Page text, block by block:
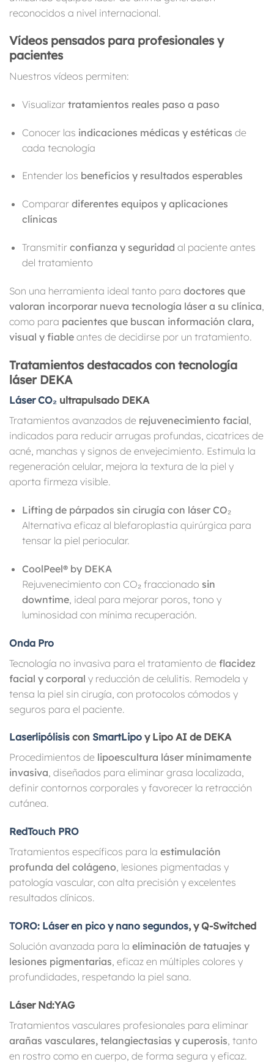
reconocidos a nivel internacional.
Vídeos pensados para profesionales y
pacientes
Nuestros vídeos permiten:
Visualizar tratamientos reales paso a paso
Conocer las indicaciones médicas y estéticas de
cada tecnología
Entender los beneficios y resultados esperables
Comparar diferentes equipos y aplicaciones
clínicas
Transmitir confianza y seguridad al paciente antes
del tratamiento
Son una herramienta ideal tanto para doctores que
valoran incorporar nueva tecnología láser a su clínica
como para pacientes que buscan información clara,
visual y fiable antes de decidirse por un tratamiento.
Tratamientos destacados con tecnología
láser DEKA
Láser CO₂ ultrapulsado DEKA
Tratamientos avanzados de rejuvenecimiento facial,
indicados para reducir arrugas profundas, cicatrices de
acné, manchas y signos de envejecimiento. Estimula la
regeneración celular, mejora la textura de la piel y
aporta firmeza visible.
Lifting de párpados sin cirugía con láser CO₂
Alternativa eficaz al blefaroplastia quirúrgica para
tensar la piel periocular.
CoolPeel® by DEKA
Rejuvenecimiento con CO₂ fraccionado sin
downtime, ideal para mejorar poros, tono y
luminosidad con mínima recuperación.
Onda Pro
Tecnología no invasiva para el tratamiento de flacidez
facial y corporal y reducción de celulitis. Remodela y
tensa la piel sin cirugía, con protocolos cómodos y
seguros para el paciente.
Laserlipólisis con SmartLipo y Lipo AI de DEKA
Procedimientos de lipoescultura láser mínimamente
invasiva, diseñados para eliminar grasa localizada,
definir contornos corporales y favorecer la retracción
cutánea.
RedTouch PRO
Tratamientos específicos para la estimulación
profunda del colágeno, lesiones pigmentadas y
patología vascular, con alta precisión y excelentes
resultados clínicos.
TORO: Láser en pico y nano segundos, y Q-Switched
Solución avanzada para la eliminación de tatuajes y
lesiones pigmentarias , eficaz en múltiples colores y
profundidades, respetando la piel sana.
Láser Nd:YAG
Tratamientos vasculares profesionales para eliminar
arañas vasculares, telangiectasias y cuperosis , tanto
en rostro como en cuerpo, de forma segura y eficaz.